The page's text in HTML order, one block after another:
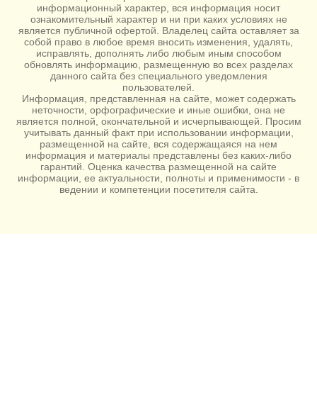
информационный характер, вся информация носит
ознакомительный характер и ни при каких условиях не
является публичной офертой. Владелец сайта оставляет за
собой право в любое время вносить изменения, удалять,
исправлять, дополнять либо любым иным способом
обновлять информацию, размещенную во всех разделах
данного сайта без специального уведомления
пользователей.
Информация, представленная на сайте, может содержать
неточности, орфографические и иные ошибки, она не
является полной, окончательной и исчерпывающей. Просим
учитывать данный факт при использовании информации,
размещенной на сайте, вся содержащаяся на нем
информация и материалы представлены без каких-либо
гарантий. Оценка качества размещенной на сайте
информации, ее актуальности, полноты и применимости - в
ведении и компетенции посетителя сайта.